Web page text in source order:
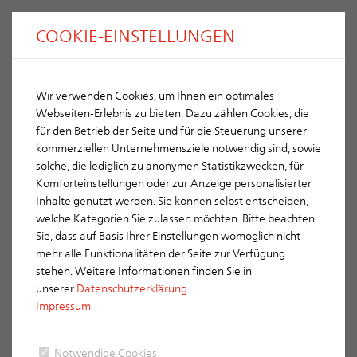
MELDUNG
COOKIE-EINSTELLUNGEN
Wir verwenden Cookies, um Ihnen ein optimales
Webseiten-Erlebnis zu bieten. Dazu zählen Cookies, die
für den Betrieb der Seite und für die Steuerung unserer
kommerziellen Unternehmensziele notwendig sind, sowie
solche, die lediglich zu anonymen Statistikzwecken, für
Komforteinstellungen oder zur Anzeige personalisierter
Inhalte genutzt werden. Sie können selbst entscheiden,
welche Kategorien Sie zulassen möchten. Bitte beachten
Sie, dass auf Basis Ihrer Einstellungen womöglich nicht
mehr alle Funktionalitäten der Seite zur Verfügung
stehen. Weitere Informationen finden Sie in
unserer Datenschutzerklärung.
Impressum
Notwendige Cookies